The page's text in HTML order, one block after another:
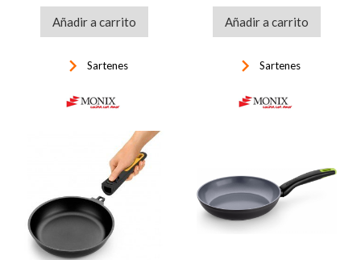
Añadir a carrito
keyboard_arrow_right Sartenes
Añadir a carrito
keyboard_arrow_right Sartenes